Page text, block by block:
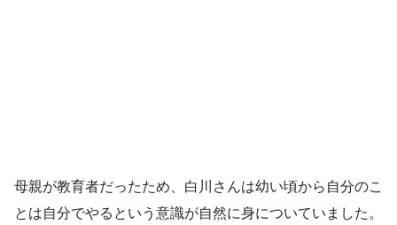
母親が教育者だったため、白川さんは幼い頃から自分のこ
とは自分でやるという意識が自然に身についていました。